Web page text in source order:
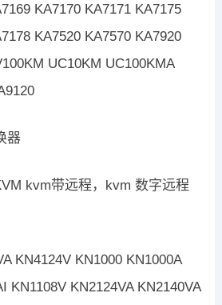
KA7170 KA7171 KA7175
KA7520 KA7570 KA7920
UC10KM UC100KMA
器
kvm带远程，kvm 数字远程
KN4124V KN1000 KN1000A
KN1108V KN2124VA KN2140VA